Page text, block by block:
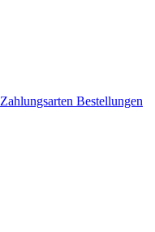
Zahlungsarten Bestellungen